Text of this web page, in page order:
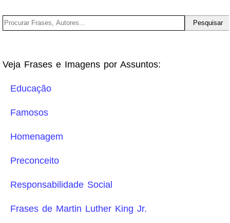
Veja Frases e Imagens por Assuntos:
Educação
Famosos
Homenagem
Preconceito
Responsabilidade Social
Frases de Martin Luther King Jr.